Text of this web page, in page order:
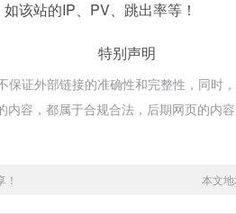
该站的IP、PV、跳出率等！
特别声明
证外部链接的准确性和完整性，同时
容，都属于合规合法，后期网页的内
本文